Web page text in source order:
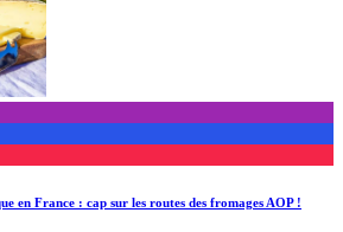
en France : cap sur les routes des fromages AOP !